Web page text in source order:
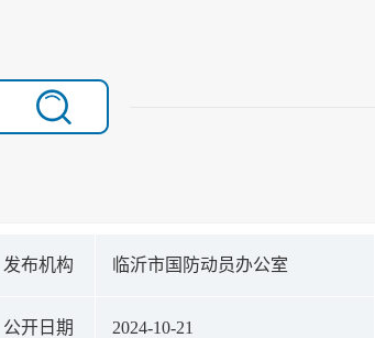
发布机构 临沂市国防动员办公室
公开日期 2024-10-21